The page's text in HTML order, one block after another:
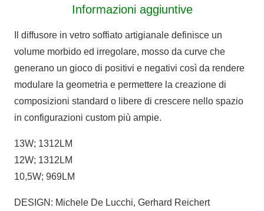
Informazioni aggiuntive
Il diffusore in vetro soffiato artigianale definisce un
volume morbido ed irregolare, mosso da curve che
generano un gioco di positivi e negativi così da rendere
modulare la geometria e permettere la creazione di
composizioni standard o libere di crescere nello spazio
in configurazioni custom più ampie.
13W; 1312LM
12W; 1312LM
10,5W; 969LM
DESIGN: Michele De Lucchi, Gerhard Reichert